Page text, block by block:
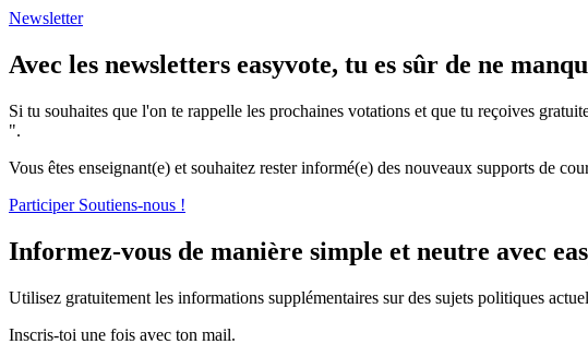
Newsletter
Avec les newsletters easyvote, tu es sûr de ne
Si tu souhaites que l'on te rappelle les prochaines votations et que tu reçoives
".
Vous êtes enseignant(e) et souhaitez rester informé(e) des nouveaux supports de
Participer Soutiens-nous !
Informez-vous de manière simple et neutre avec
Utilisez gratuitement les informations supplémentaires sur des sujets politiques
Inscris-toi une fois avec ton mail.